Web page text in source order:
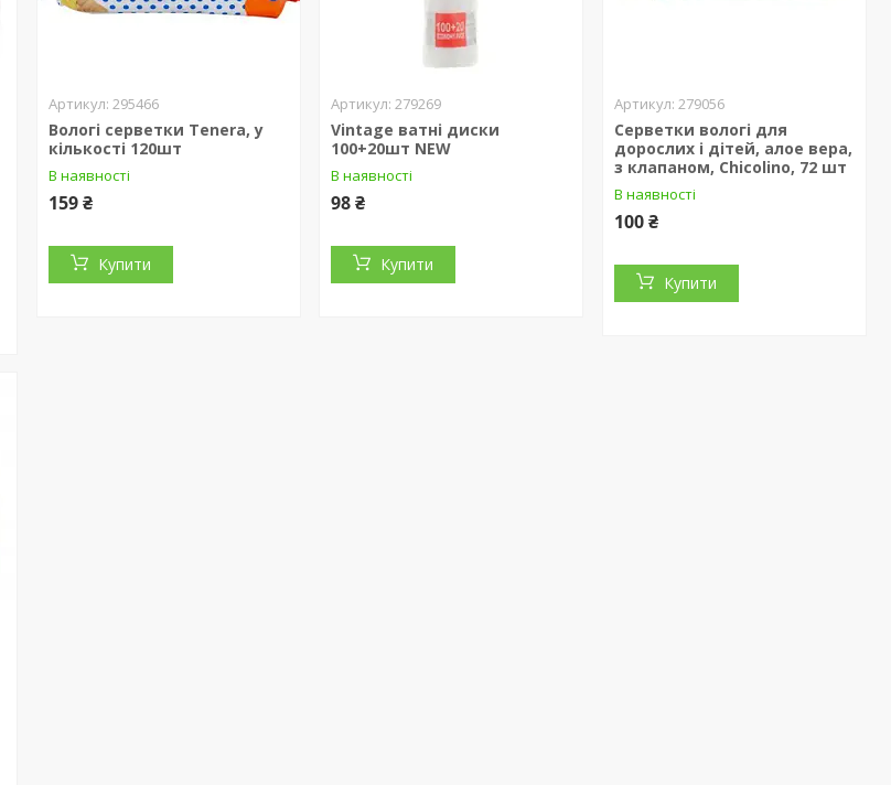
295466
Вологі серветки Tenera, у
кількості 120шт
В наявності
159 ₴
Купити
279269
Vintage ватні диски
100+20шт NEW
В наявності
98 ₴
Купити
279056
Серветки вологі для
дорослих і дітей, алое вера,
з клапаном, Chicolino, 72 шт
В наявності
100 ₴
Купити